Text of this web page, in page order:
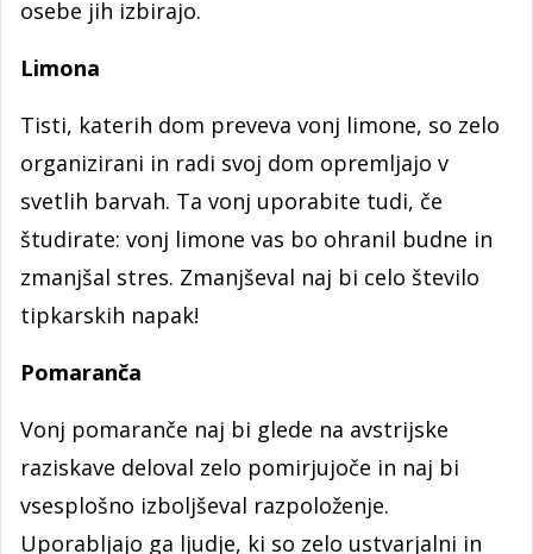
osebe jih izbirajo.
Limona
Tisti, katerih dom preveva vonj limone, so zelo
organizirani in radi svoj dom opremljajo v
svetlih barvah. Ta vonj uporabite tudi, če
študirate: vonj limone vas bo ohranil budne in
zmanjšal stres. Zmanjševal naj bi celo število
tipkarskih napak!
Pomaranča
Vonj pomaranče naj bi glede na avstrijske
raziskave deloval zelo pomirjujoče in naj bi
vsesplošno izboljševal razpoloženje.
Uporabljajo ga ljudje, ki so zelo ustvarjalni in